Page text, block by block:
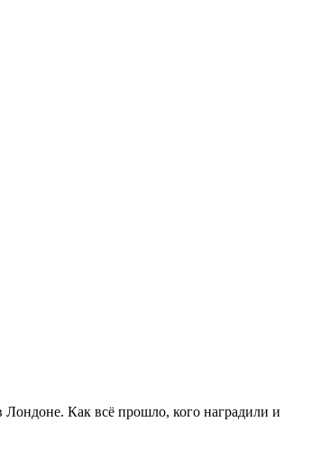
Лондоне. Как всё прошло, кого наградили и